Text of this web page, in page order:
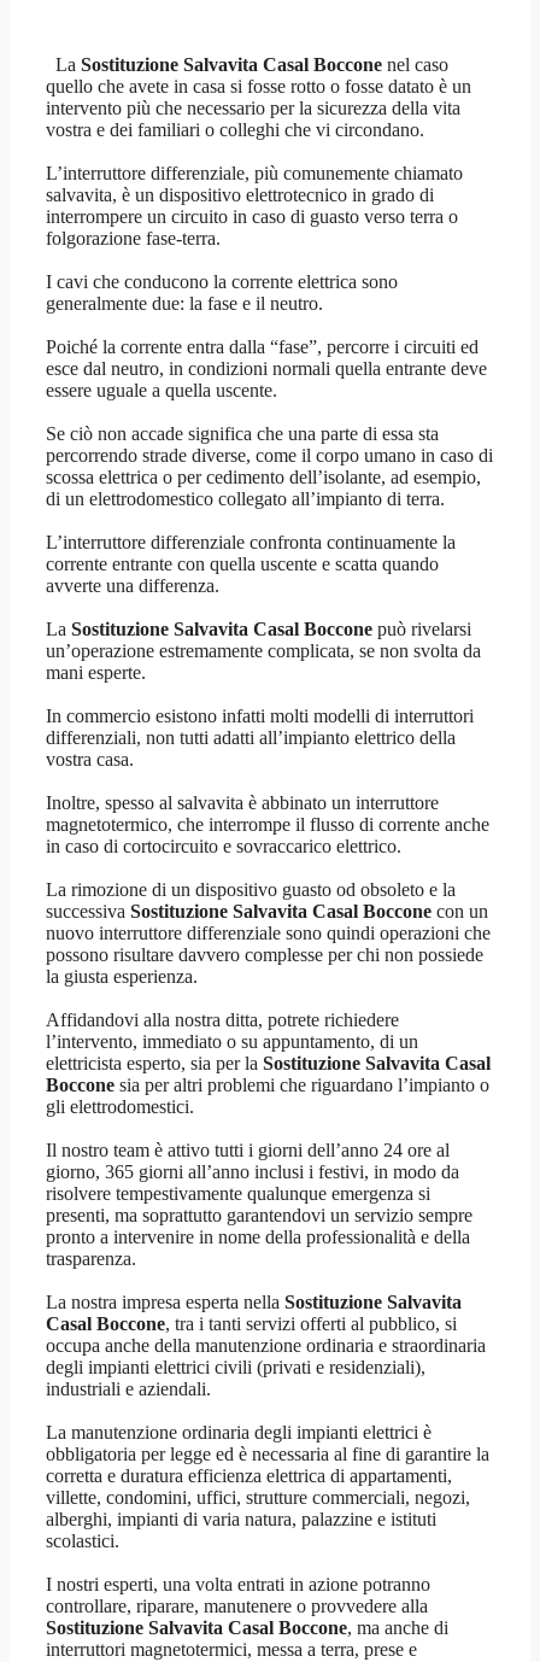
La Sostituzione Salvavita Casal Boccone nel caso
quello che avete in casa si fosse rotto o fosse datato è un
intervento più che necessario per la sicurezza della vita
vostra e dei familiari o colleghi che vi circondano.
L’interruttore differenziale, più comunemente chiamato
salvavita, è un dispositivo elettrotecnico in grado di
interrompere un circuito in caso di guasto verso terra o
folgorazione fase-terra.
I cavi che conducono la corrente elettrica sono
generalmente due: la fase e il neutro.
Poiché la corrente entra dalla “fase”, percorre i circuiti ed
esce dal neutro, in condizioni normali quella entrante deve
essere uguale a quella uscente.
Se ciò non accade significa che una parte di essa sta
percorrendo strade diverse, come il corpo umano in caso di
scossa elettrica o per cedimento dell’isolante, ad esempio,
di un elettrodomestico collegato all’impianto di terra.
L’interruttore differenziale confronta continuamente la
corrente entrante con quella uscente e scatta quando
avverte una differenza.
La Sostituzione Salvavita Casal Boccone può rivelarsi
un’operazione estremamente complicata, se non svolta da
mani esperte.
In commercio esistono infatti molti modelli di interruttori
differenziali, non tutti adatti all’impianto elettrico della
vostra casa.
Inoltre, spesso al salvavita è abbinato un interruttore
magnetotermico, che interrompe il flusso di corrente anche
in caso di cortocircuito e sovraccarico elettrico.
La rimozione di un dispositivo guasto od obsoleto e la
successiva Sostituzione Salvavita Casal Boccone con un
nuovo interruttore differenziale sono quindi operazioni che
possono risultare davvero complesse per chi non possiede
la giusta esperienza.
Affidandovi alla nostra ditta, potrete richiedere
l’intervento, immediato o su appuntamento, di un
elettricista esperto, sia per la Sostituzione Salvavita Casal
Boccone sia per altri problemi che riguardano l’impianto o
gli elettrodomestici.
Il nostro team è attivo tutti i giorni dell’anno 24 ore al
giorno, 365 giorni all’anno inclusi i festivi, in modo da
risolvere tempestivamente qualunque emergenza si
presenti, ma soprattutto garantendovi un servizio sempre
pronto a intervenire in nome della professionalità e della
trasparenza.
La nostra impresa esperta nella Sostituzione Salvavita
Casal Boccone, tra i tanti servizi offerti al pubblico, si
occupa anche della manutenzione ordinaria e straordinaria
degli impianti elettrici civili (privati e residenziali),
industriali e aziendali.
La manutenzione ordinaria degli impianti elettrici è
obbligatoria per legge ed è necessaria al fine di garantire la
corretta e duratura efficienza elettrica di appartamenti,
villette, condomini, uffici, strutture commerciali, negozi,
alberghi, impianti di varia natura, palazzine e istituti
scolastici.
I nostri esperti, una volta entrati in azione potranno
controllare, riparare, manutenere o provvedere alla
Sostituzione Salvavita Casal Boccone, ma anche di
interruttori magnetotermici, messa a terra, prese e